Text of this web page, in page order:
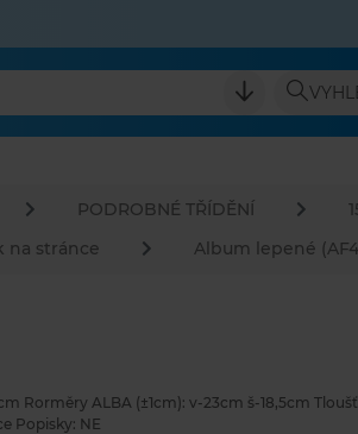
PODROBNÉ TŘÍDĚNÍ
na stránce Album lepené
Rorměry ALBA (±1cm): v-23cm š-18,5cm
Popisky: NE